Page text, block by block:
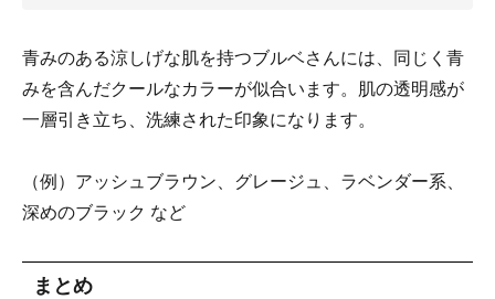
青みのある涼しげな肌を持つブルベさんには、同じく青
みを含んだクールなカラーが似合います。肌の透明感が
一層引き立ち、洗練された印象になります。
（例）アッシュブラウン、グレージュ、ラベンダー系、
深めのブラック など
まとめ